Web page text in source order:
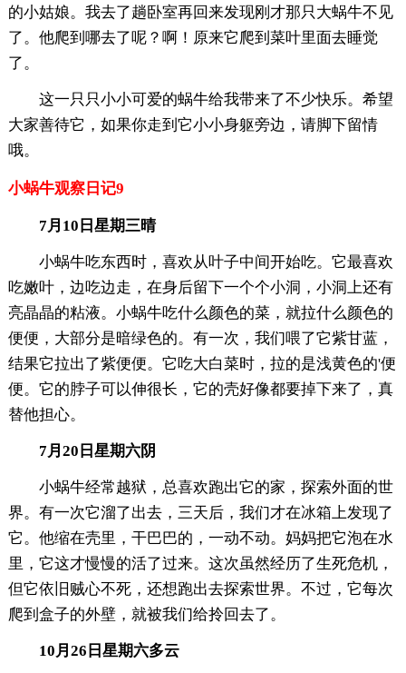
的小姑娘。我去了趟卧室再回来发现刚才那只大蜗牛不见
了。他爬到哪去了呢？啊！原来它爬到菜叶里面去睡觉
了。
这一只只小小可爱的蜗牛给我带来了不少快乐。希望
大家善待它，如果你走到它小小身躯旁边，请脚下留情
哦。
小蜗牛观察日记9
7月10日星期三晴
小蜗牛吃东西时，喜欢从叶子中间开始吃。它最喜欢
吃嫩叶，边吃边走，在身后留下一个个小洞，小洞上还有
亮晶晶的粘液。小蜗牛吃什么颜色的菜，就拉什么颜色的
便便，大部分是暗绿色的。有一次，我们喂了它紫甘蓝，
结果它拉出了紫便便。它吃大白菜时，拉的是浅黄色的'便
便。它的脖子可以伸很长，它的壳好像都要掉下来了，真
替他担心。
7月20日星期六阴
小蜗牛经常越狱，总喜欢跑出它的家，探索外面的世
界。有一次它溜了出去，三天后，我们才在冰箱上发现了
它。他缩在壳里，干巴巴的，一动不动。妈妈把它泡在水
里，它这才慢慢的活了过来。这次虽然经历了生死危机，
但它依旧贼心不死，还想跑出去探索世界。不过，它每次
爬到盒子的外壁，就被我们给拎回去了。
10月26日星期六多云